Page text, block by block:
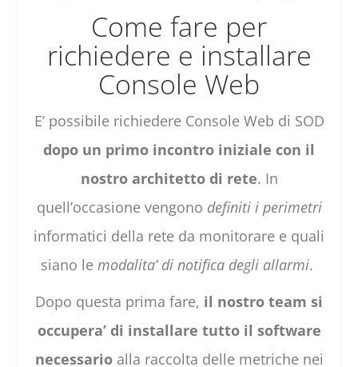
Come fare per
richiedere e installare
Console Web
E’ possibile richiedere Console Web di SOD
dopo un primo incontro iniziale con il
nostro architetto di rete. In
quell’occasione vengono definiti i perimetri
informatici della rete da monitorare e quali
siano le modalita’ di notifica degli allarmi.
Dopo questa prima fare, il nostro team si
occupera’ di installare tutto il software
necessarioalla raccolta delle metriche nei